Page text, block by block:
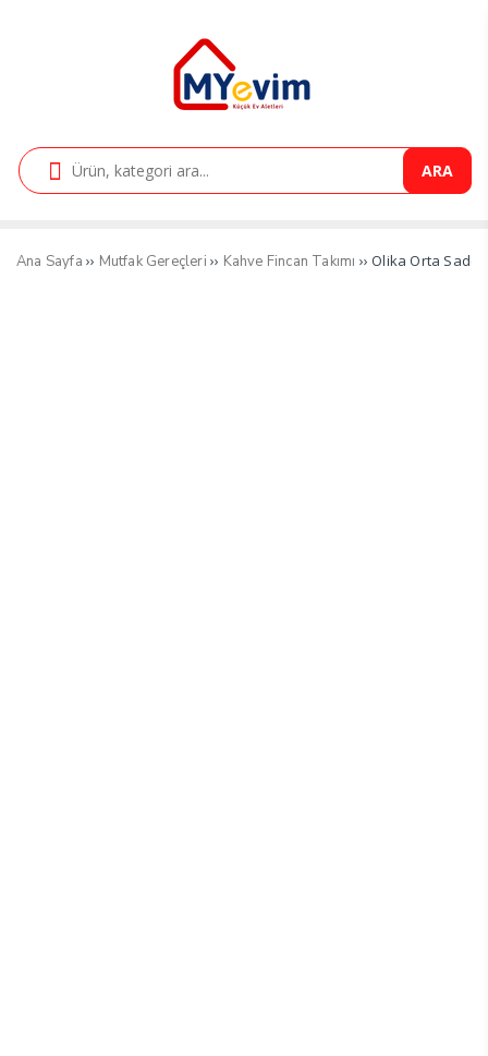
ARA
Ana Sayfa ›› Mutfak Gereçleri ›› Kahve Fincan Takımı ›› Olika Orta Sade